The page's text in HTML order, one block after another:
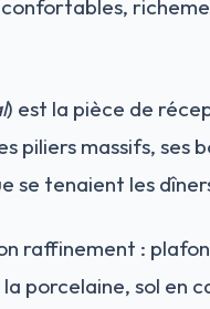
) est la pièce de
piliers massifs, ses
se tenaient les
raffinement :
porcelaine, sol en